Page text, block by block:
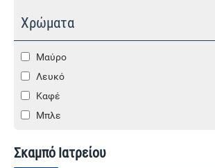
Χρώματα
Μαύρο
Λευκό
Καφέ
Μπλε
Σκαμπό Ιατρείου